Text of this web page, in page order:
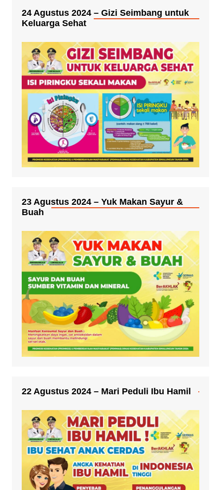
24 Agustus 2024 – Gizi Seimbang untuk
Keluarga Sehat
23 Agustus 2024 – Yuk Makan Sayur &
Buah
22 Agustus 2024 – Mari Peduli Ibu Hamil